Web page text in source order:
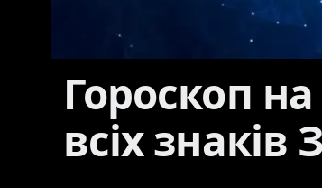
Гороскоп
всіх знаків